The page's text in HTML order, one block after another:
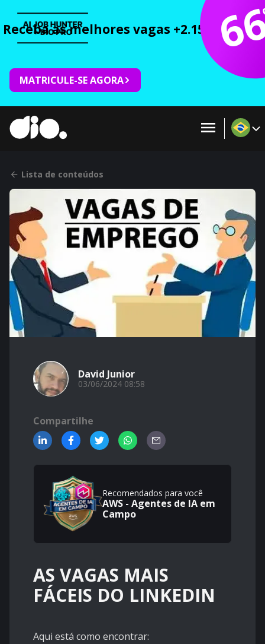
Receba as melhores vagas +2.150 cursos
MATRICULE-SE AGORA
Lista de conteúdos
David Junior
03/06/2024 08:58
Compartilhe
Recomendados para você
AWS - Agentes de IA em
Campo
AS VAGAS MAIS
FÁCEIS DO LINKEDIN
Aqui está como encontrar: